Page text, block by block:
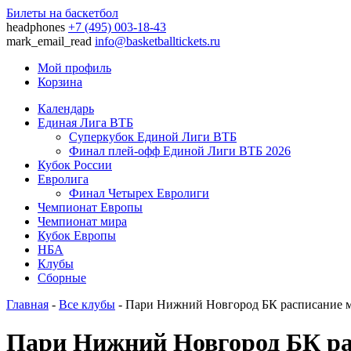
Билеты на баскетбол
headphones +7 (495) 003-18-43
mark_email_read info@basketballtickets.ru
Мой профиль
Корзина
Календарь
Единая Лига ВТБ
Суперкубок Единой Лиги ВТБ
Финал плей-офф Единой Лиги ВТБ 2026
Кубок России
Евролига
Финал Четырех Евролиги
Чемпионат Европы
Чемпионат мира
Кубок Европы
НБА
Клубы
Сборные
Главная - Все клубы - Пари Нижний Новгород БК расписание
Пари Нижний Новгород БК